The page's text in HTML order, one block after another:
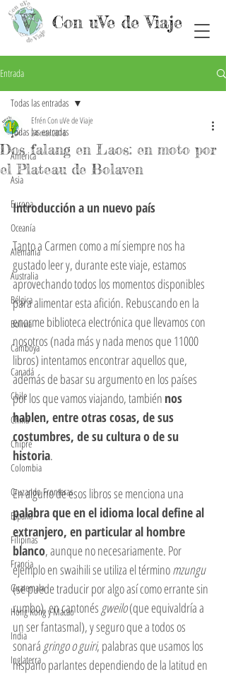
Con uVe de Viaje
Entrada
Todas las entradas
América
Asia
Europa
Oceanía
Alemania
Australia
Bélgica
Bolivia
Camboya
Canadá
Chile
China
Chipre
Colombia
Cruzando Fronteras
España
Filipinas
Francia
Guatemala
Hong Kong y Macao
India
Inglaterra
Todas las entradas
Dos falang en Laos: en moto por
el Plateau de Bolaven
Efrén Con uVe de Viaje
24 mar 2016
Introducción a un nuevo país
Tanto a Carmen como a mí siempre nos ha
gustado leer y, durante este viaje, estamos
aprovechando todos los momentos disponibles
para alimentar esta afición. Rebuscando en la
enorme biblioteca electrónica que llevamos con
nosotros (nada más y nada menos que 11000
libros) intentamos encontrar aquellos que,
además de basar su argumento en los países
por los que vamos viajando, también nos
hablen, entre otras cosas, de sus
costumbres, de su cultura o de su
historia.
En alguno de esos libros se menciona una
palabra que en el idioma local define al
extranjero, en particular al hombre
blanco, aunque no necesariamente. Por
ejemplo en swaihili se utiliza el término mzungu
(se puede traducir por algo así como errante sin
rumbo), en cantonés gweilo (que equivaldría a
un ser fantasmal), y seguro que a todos os
sonará gringo o guiri, palabras que usamos los
hispano parlantes dependiendo de la latitud en